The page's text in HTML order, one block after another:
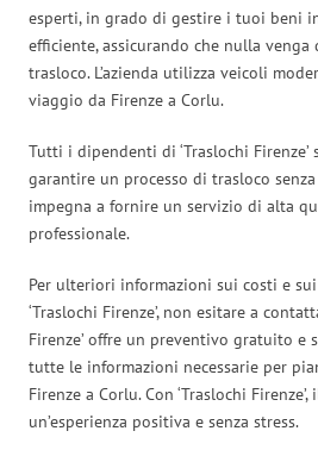
esperti, in grado di gestire i tuoi beni
efficiente, assicurando che nulla
trasloco. L’azienda utilizza veicoli
viaggio da Firenze a Corlu.
Tutti i dipendenti di ‘Traslochi
garantire un processo di trasloco senza
impegna a fornire un servizio di alta
professionale.
Per ulteriori informazioni sui costi e
‘Traslochi Firenze’, non esitare a
Firenze’ offre un preventivo gratuito e
tutte le informazioni necessarie per
Firenze a Corlu. Con ‘Traslochi
un’esperienza positiva e senza stress.